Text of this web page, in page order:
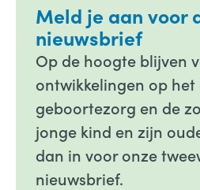
Meld je aan voor
nieuwsbrief
Op de hoogte blijven
ontwikkelingen op
geboortezorg en de
jonge kind en zijn
dan in voor onze
nieuwsbrief.